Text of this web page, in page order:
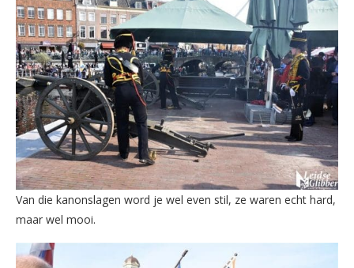
Van die kanonslagen word je wel even stil, ze waren echt hard,
maar wel mooi.